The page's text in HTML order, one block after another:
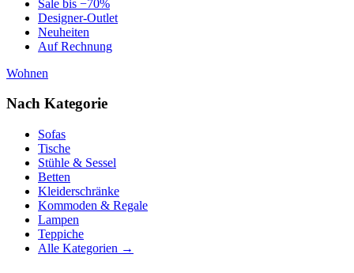
Sale bis −70%
Designer-Outlet
Neuheiten
Auf Rechnung
Wohnen
Nach Kategorie
Sofas
Tische
Stühle & Sessel
Betten
Kleiderschränke
Kommoden & Regale
Lampen
Teppiche
Alle Kategorien →